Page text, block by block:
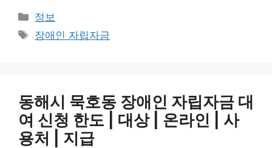
Categories
정보
Tags
장애인 자립자금
동해시 묵호동 장애인 자립자금 대
여 신청 한도 | 대상 | 온라인 | 사
용처 | 지급